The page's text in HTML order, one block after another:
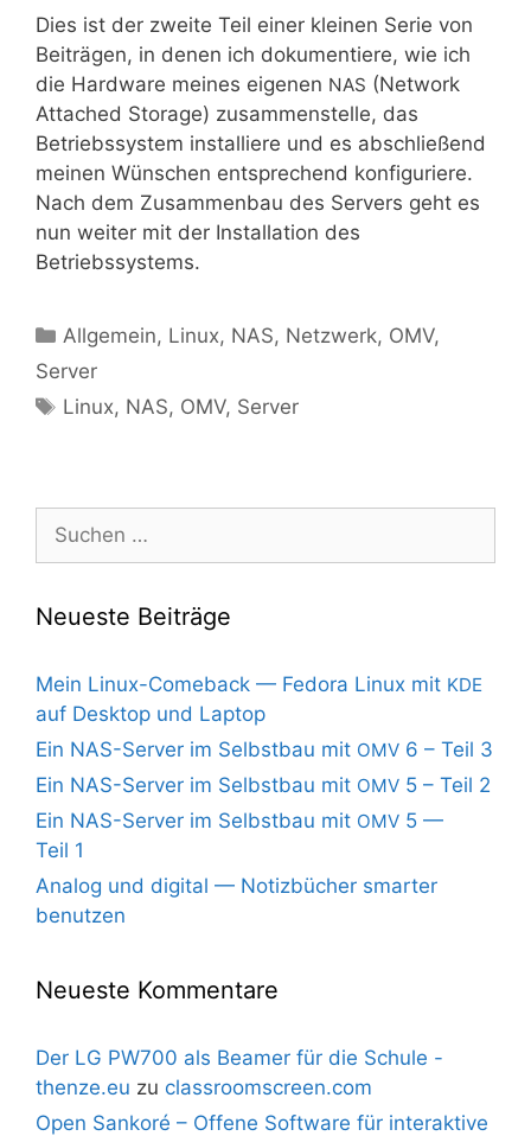
Dies ist der zwei­te Teil einer klei­nen Serie von
Bei­trä­gen, in denen ich doku­men­tie­re, wie ich
die Hard­ware mei­nes eige­nen NAS (Net­work
Atta­ched Sto­rage) zusam­men­stel­le, das
Betriebs­sys­tem instal­lie­re und es abschlie­ßend
mei­nen Wün­schen ent­spre­chend kon­fi­gu­rie­re.
Nach dem Zusam­men­bau des Ser­vers geht es
nun wei­ter mit der Instal­la­ti­on des
Betriebssystems.
Kategorien
Allgemein, Linux, NAS, Netzwerk, OMV,
Server
Schlagwörter
Linux, NAS, OMV, Server
nach:
Neueste Beiträge
Mein Linux-Comeback — Fedora Linux mit KDE
auf Desktop und Laptop
Ein NAS-Server im Selbstbau mit OMV 6 – Teil 3
Ein NAS-Server im Selbstbau mit OMV 5 – Teil 2
Ein NAS-Server im Selbstbau mit OMV 5 —
Teil 1
Analog und digital — Notizbücher smarter
benutzen
Neueste Kommentare
Der LG PW700 als Beamer für die Schule -
thenze.eu zu classroomscreen.com
Open Sankoré – Offene Software für interaktive